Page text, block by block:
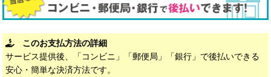
このお支払方法の詳細
サービス提供後、「コンビニ」「郵便局」「銀行」で後払いできる
安心・簡単な決済方法です。